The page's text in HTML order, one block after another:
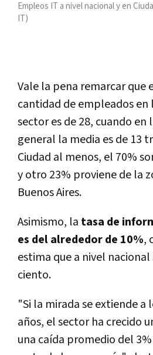
Empleos IT a nivel nacional y en
IT)
Vale la pena remarcar que
cantidad de empleados en
sector es de 28, cuando en
general la media es de 13
Ciudad al menos, el 70%
y otro 23% proviene de la
Buenos Aires.
Asimismo, la tasa de
es del alrededor de 10%,
estima que a nivel
ciento.
"Si la mirada se extiende a
años, el sector ha crecido
una caída promedio del